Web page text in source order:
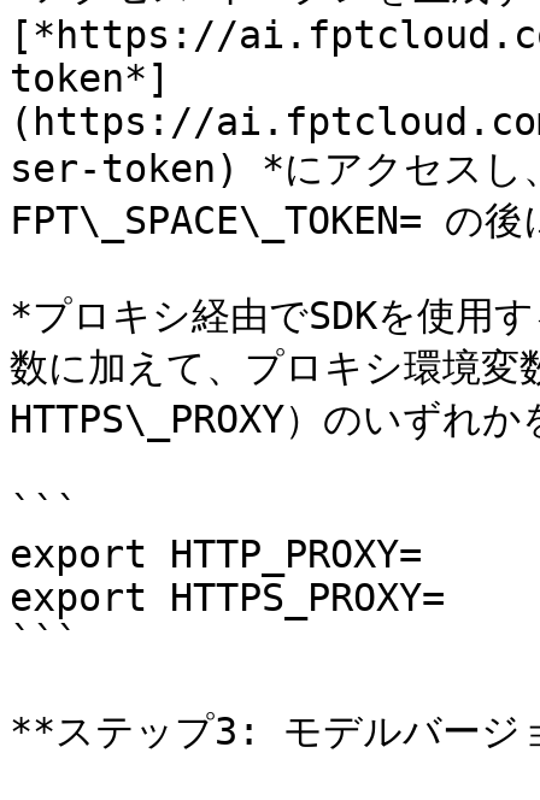
[*https://
token*]
(https://ai.fptcloud.com/
ser-token) *にアクセスし
FPT\_SPACE\_TOKEN= の
*プロキシ経由でSDKを使用
数に加えて、プロキシ環境変
HTTPS\_PROXY）のいずれ
```
export HTTP_PROXY=
export HTTPS_PROXY=
```
**ステップ3: モデルバージ